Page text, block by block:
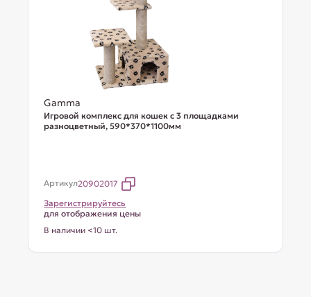
Gamma
Игровой комплекс для кошек с 3 площадками
разноцветный, 590*370*1100мм
Артикул20902017
Зарегистрируйтесь
для отображения цены
В наличии <10 шт.